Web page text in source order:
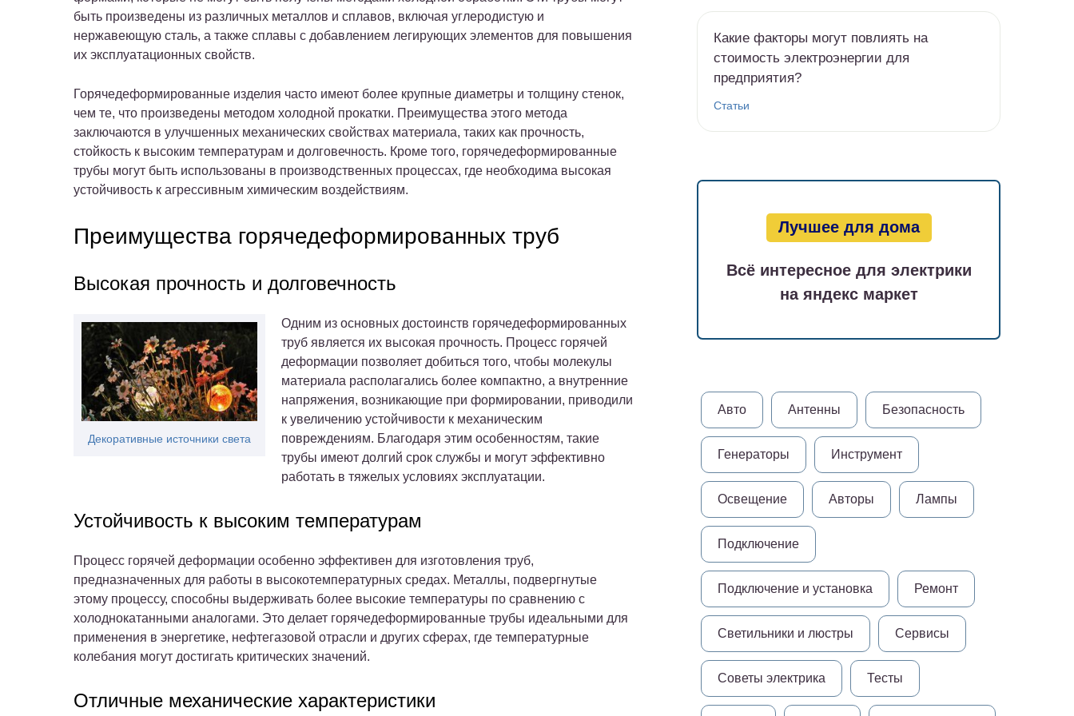
быть произведены из различных металлов и сплавов, включая углеродистую и
нержавеющую сталь, а также сплавы с добавлением легирующих элементов для повышения
их эксплуатационных свойств.
Горячедеформированные изделия часто имеют более крупные диаметры и толщину стенок,
чем те, что произведены методом холодной прокатки. Преимущества этого метода
заключаются в улучшенных механических свойствах материала, таких как прочность,
стойкость к высоким температурам и долговечность. Кроме того, горячедеформированные
трубы могут быть использованы в производственных процессах, где необходима высокая
устойчивость к агрессивным химическим воздействиям.
Преимущества горячедеформированных труб
Высокая прочность и долговечность
Декоративные источники света
Одним из основных достоинств горячедеформированных
труб является их высокая прочность. Процесс горячей
деформации позволяет добиться того, чтобы молекулы
материала располагались более компактно, а внутренние
напряжения, возникающие при формировании, приводили
к увеличению устойчивости к механическим
повреждениям. Благодаря этим особенностям, такие
трубы имеют долгий срок службы и могут эффективно
работать в тяжелых условиях эксплуатации.
Устойчивость к высоким температурам
Процесс горячей деформации особенно эффективен для изготовления труб,
предназначенных для работы в высокотемпературных средах. Металлы, подвергнутые
этому процессу, способны выдерживать более высокие температуры по сравнению с
холоднокатанными аналогами. Это делает горячедеформированные трубы идеальными для
применения в энергетике, нефтегазовой отрасли и других сферах, где температурные
колебания могут достигать критических значений.
Отличные механические характеристики
Какие факторы могут повлиять на
стоимость электроэнергии для
предприятия?
Статьи
Лучшее для дома
Всё интересное для электрики
на яндекс маркет
Авто Антенны Безопасность
Генераторы Инструмент
Освещение Авторы Лампы
Подключение
Подключение и установка Ремонт
Светильники и люстры Сервисы
Советы электрика Тесты